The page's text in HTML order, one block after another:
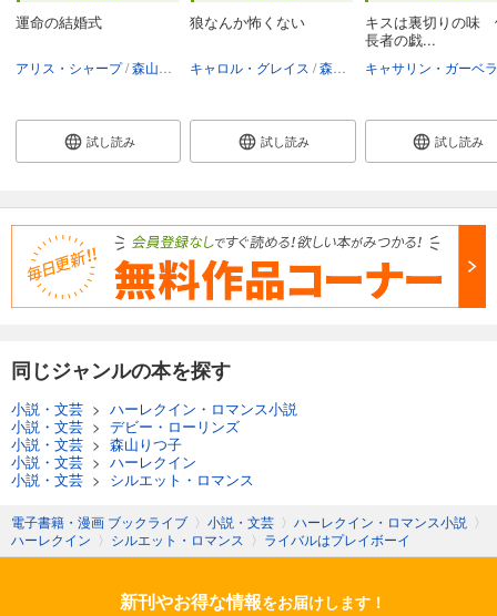
運命の結婚式
アリス・シャープ 森山りつ子
試し読み
狼なんか怖くない
キャロル・グレイス 森山りつ子
試し読み
キスは裏切りの味
長者の戯...
キャサリン・ガーベラ
試し読み
同じジャンルの本を探す
小説・文芸 > ハーレクイン・ロマンス小説
小説・文芸 > デビー・ローリンズ
小説・文芸 > 森山りつ子
小説・文芸 > ハーレクイン
小説・文芸 > シルエット・ロマンス
電子書籍・漫画 ブックライブ 〉 小説・文芸 〉 ハーレクイン・ロマンス小説 〉
ハーレクイン 〉 シルエット・ロマンス 〉 ライバルはプレイボーイ
新刊やお得な情報をお届けします！